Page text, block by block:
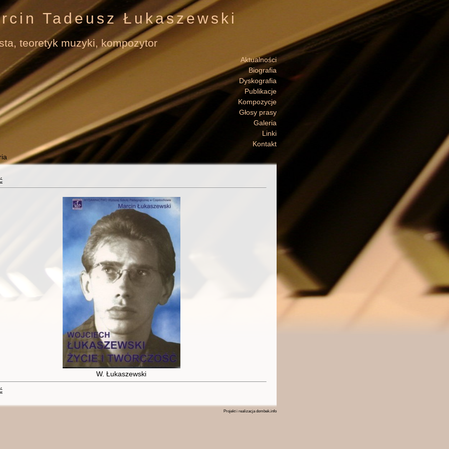
Tadeusz Łukaszewski
teoretyk muzyki, kompozytor
Aktualności
Biografia
Dyskografia
Publikacje
Kompozycje
Głosy prasy
Galeria
Linki
Kontakt
W. Łukaszewski
Projekt i realizacja dombek.info